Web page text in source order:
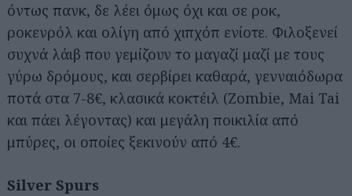
όντως πανκ, δε λέει όμως όχι και σε ροκ,
ροκενρόλ και ολίγη από χιπχόπ ενίοτε. Φιλοξενεί
συχνά λάιβ που γεμίζουν το μαγαζί μαζί με τους
γύρω δρόμους, και σερβίρει καθαρά, γενναιόδωρα
ποτά στα 7-8€, κλασικά κοκτέιλ (Zombie, Mai Tai
και πάει λέγοντας) και μεγάλη ποικιλία από
μπύρες, οι οποίες ξεκινούν από 4€.
Silver Spurs